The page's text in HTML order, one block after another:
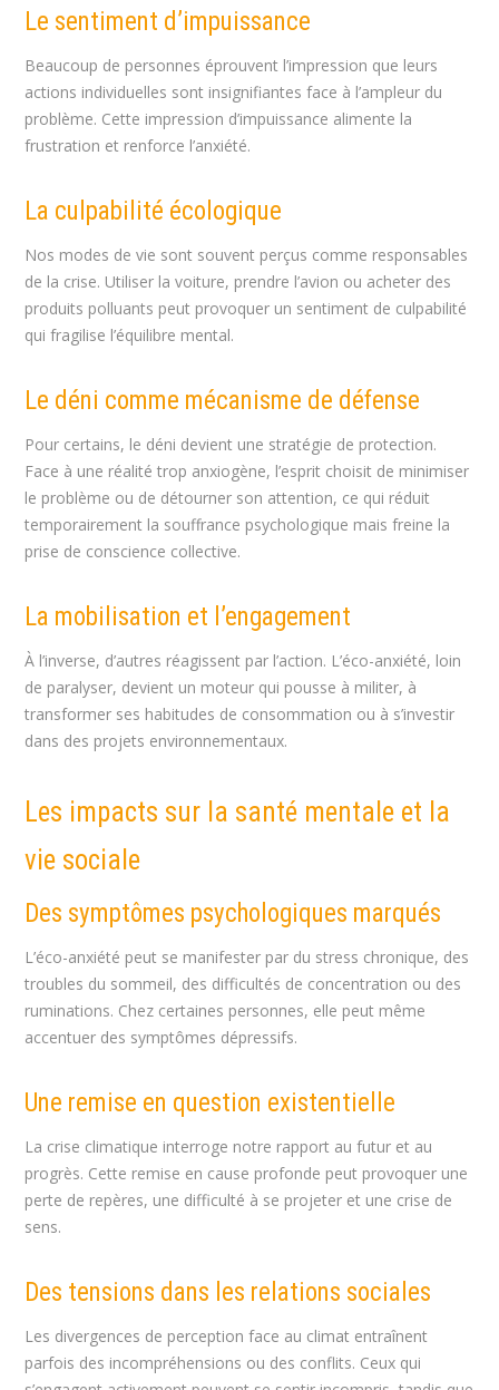
Le sentiment d’impuissance
Beaucoup de personnes éprouvent l’impression que leurs
actions individuelles sont insignifiantes face à l’ampleur du
problème. Cette impression d’impuissance alimente la
frustration et renforce l’anxiété.
La culpabilité écologique
Nos modes de vie sont souvent perçus comme responsables
de la crise. Utiliser la voiture, prendre l’avion ou acheter des
produits polluants peut provoquer un sentiment de culpabilité
qui fragilise l’équilibre mental.
Le déni comme mécanisme de défense
Pour certains, le déni devient une stratégie de protection.
Face à une réalité trop anxiogène, l’esprit choisit de minimiser
le problème ou de détourner son attention, ce qui réduit
temporairement la souffrance psychologique mais freine la
prise de conscience collective.
La mobilisation et l’engagement
À l’inverse, d’autres réagissent par l’action. L’éco-anxiété, loin
de paralyser, devient un moteur qui pousse à militer, à
transformer ses habitudes de consommation ou à s’investir
dans des projets environnementaux.
Les impacts sur la santé mentale et la
vie sociale
Des symptômes psychologiques marqués
L’éco-anxiété peut se manifester par du stress chronique, des
troubles du sommeil, des difficultés de concentration ou des
ruminations. Chez certaines personnes, elle peut même
accentuer des symptômes dépressifs.
Une remise en question existentielle
La crise climatique interroge notre rapport au futur et au
progrès. Cette remise en cause profonde peut provoquer une
perte de repères, une difficulté à se projeter et une crise de
sens.
Des tensions dans les relations sociales
Les divergences de perception face au climat entraînent
parfois des incompréhensions ou des conflits. Ceux qui